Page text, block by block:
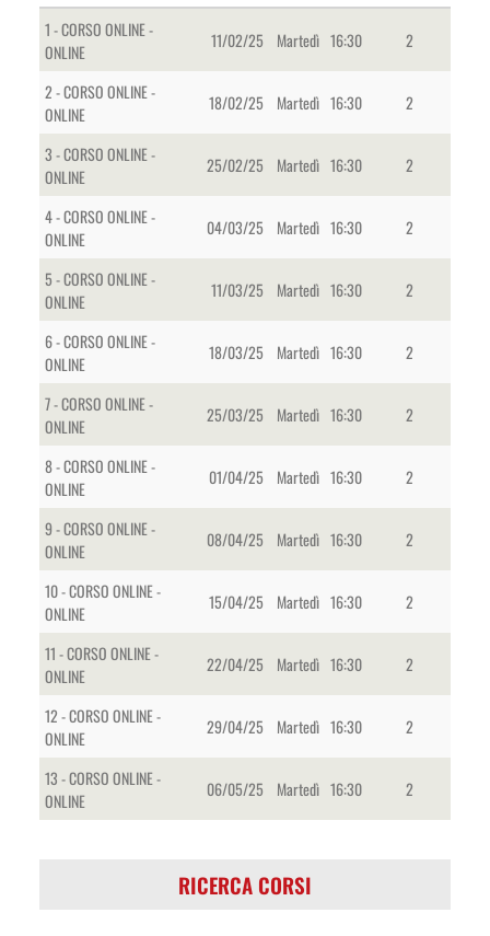
1 - CORSO ONLINE -
ONLINE
11/02/25 Martedì 16:30 2
2 - CORSO ONLINE -
ONLINE
18/02/25 Martedì 16:30 2
3 - CORSO ONLINE -
ONLINE
25/02/25 Martedì 16:30 2
4 - CORSO ONLINE -
ONLINE
04/03/25 Martedì 16:30 2
5 - CORSO ONLINE -
ONLINE
11/03/25 Martedì 16:30 2
6 - CORSO ONLINE -
ONLINE
18/03/25 Martedì 16:30 2
7 - CORSO ONLINE -
ONLINE
25/03/25 Martedì 16:30 2
8 - CORSO ONLINE -
ONLINE
01/04/25 Martedì 16:30 2
9 - CORSO ONLINE -
ONLINE
08/04/25 Martedì 16:30 2
10 - CORSO ONLINE -
ONLINE
15/04/25 Martedì 16:30 2
11 - CORSO ONLINE -
ONLINE
22/04/25 Martedì 16:30 2
12 - CORSO ONLINE -
ONLINE
29/04/25 Martedì 16:30 2
13 - CORSO ONLINE -
ONLINE
06/05/25 Martedì 16:30 2
RICERCA CORSI